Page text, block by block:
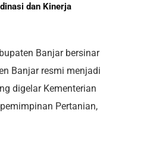
dan Kinerja
Banjar bersinar
Banjar resmi menjadi
digelar Kementerian
Pertanian,